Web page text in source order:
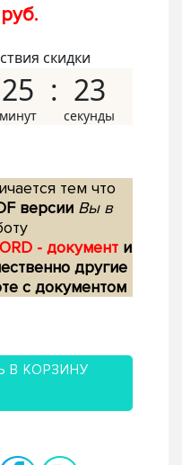
скидки
25 22
тем что
версии Вы в
- документ и
другие
с документом
В КОРЗИНУ